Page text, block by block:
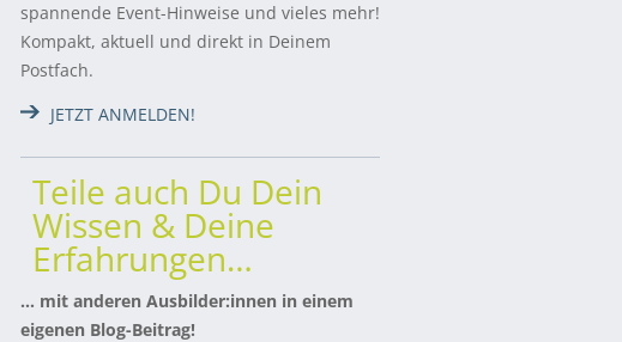
spannende Event-Hinweise und vieles mehr!
Kompakt, aktuell und direkt in Deinem
Postfach.
JETZT ANMELDEN!
Teile auch Du Dein
Wissen & Deine
Erfahrungen…
… mit anderen Ausbilder:innen in einem
eigenen Blog-Beitrag!